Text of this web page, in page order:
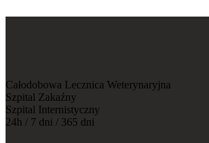
Całodobowa Lecznica Weterynaryjna
Szpital Zakaźny
Szpital Internistyczny
24h / 7 dni / 365 dni